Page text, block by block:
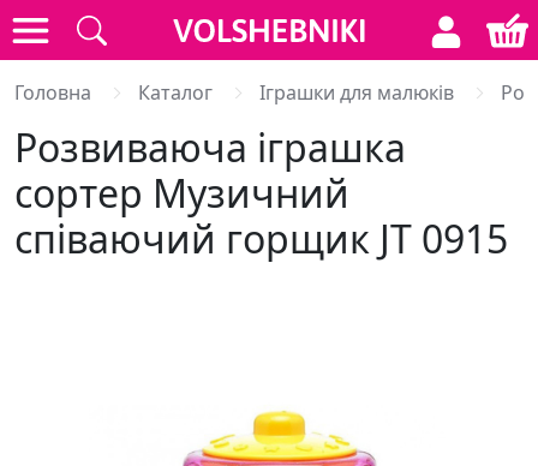
Головна Каталог Іграшки для малюків
Розвиваюча іграшка
сортер Музичний
співаючий горщик JT 0915